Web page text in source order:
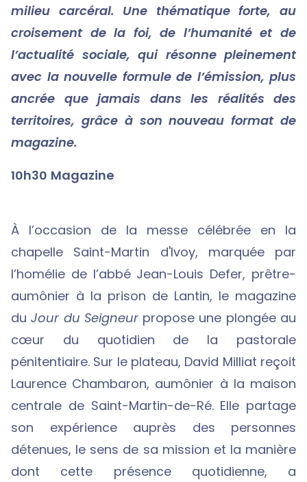
milieu carcéral. Une thématique forte, au
croisement de la foi, de l’humanité et de
l’actualité sociale, qui résonne pleinement
avec la nouvelle formule de l’émission, plus
ancrée que jamais dans les réalités des
territoires, grâce à son nouveau format de
magazine.
10h30 Magazine
À l’occasion de la messe célébrée en la
chapelle Saint-Martin d'Ivoy, marquée par
l’homélie de l’abbé Jean-Louis Defer, prêtre-
aumônier à la prison de Lantin, le magazine
duJour du Seigneurpropose une plongée au
cœur du quotidien de la pastorale
pénitentiaire. Sur le plateau, David Milliat reçoit
Laurence Chambaron, aumônier à la maison
centrale de Saint-Martin-de-Ré. Elle partage
son expérience auprès des personnes
détenues, le sens de sa mission et la manière
dont cette présence quotidienne, a